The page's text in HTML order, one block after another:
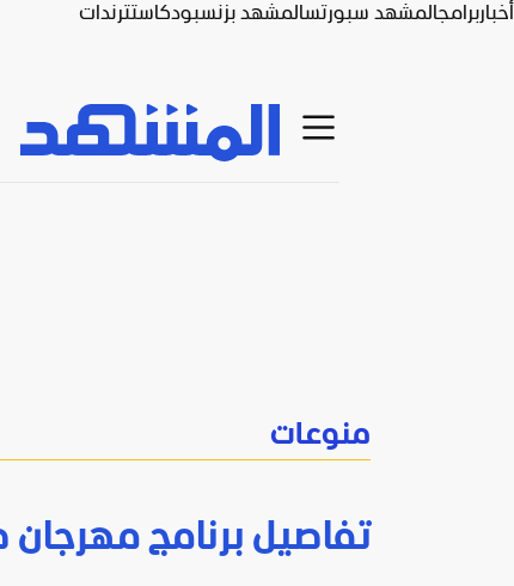
أخباربرامجالمشهد سبورتسالمشهد بزنسبودكاستترندات
منوعات
تفاصيل برنامج مهرجان